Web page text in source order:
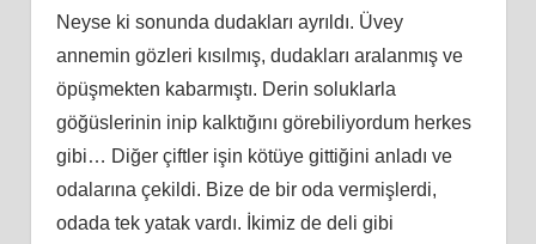
Neyse ki sonunda dudakları ayrıldı. Üvey
annemin gözleri kısılmış, dudakları aralanmış ve
öpüşmekten kabarmıştı. Derin soluklarla
göğüslerinin inip kalktığını görebiliyordum herkes
gibi… Diğer çiftler işin kötüye gittiğini anladı ve
odalarına çekildi. Bize de bir oda vermişlerdi,
odada tek yatak vardı. İkimiz de deli gibi